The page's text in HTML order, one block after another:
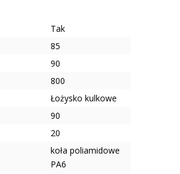
Tak
85
90
800
Łożysko kulkowe
90
20
koła poliamidowe
PA6